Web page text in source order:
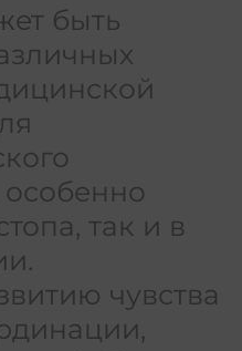
быть
особенно
так и в
чувства